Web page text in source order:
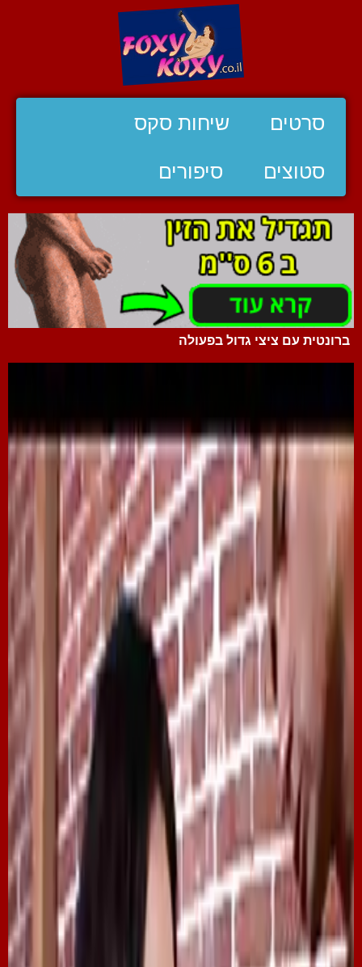
סרטים שיחות סקס
סטוצים סיפורים
ברונטית עם ציצי גדול בפעולה